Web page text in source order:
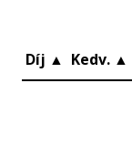
Díj ▲ Kedv. ▲